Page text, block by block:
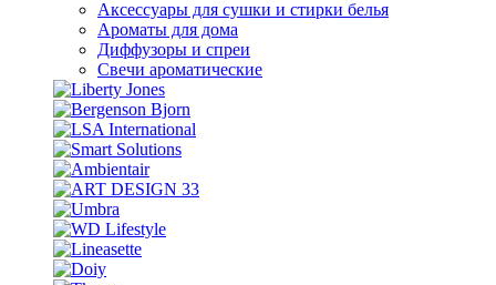
Аксессуары для сушки и стирки белья
Ароматы для дома
Диффузоры и спреи
Свечи ароматические